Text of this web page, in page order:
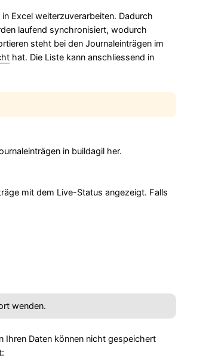
Excel weiterzuverarbeiten. Dadurch
laufend synchronisiert, wodurch
steht bei den Journaleinträgen im
hat. Die Liste kann anschliessend in
in buildagil her.
mit dem Live-Status angezeigt. Falls
wenden.
Ihren Daten können nicht gespeichert